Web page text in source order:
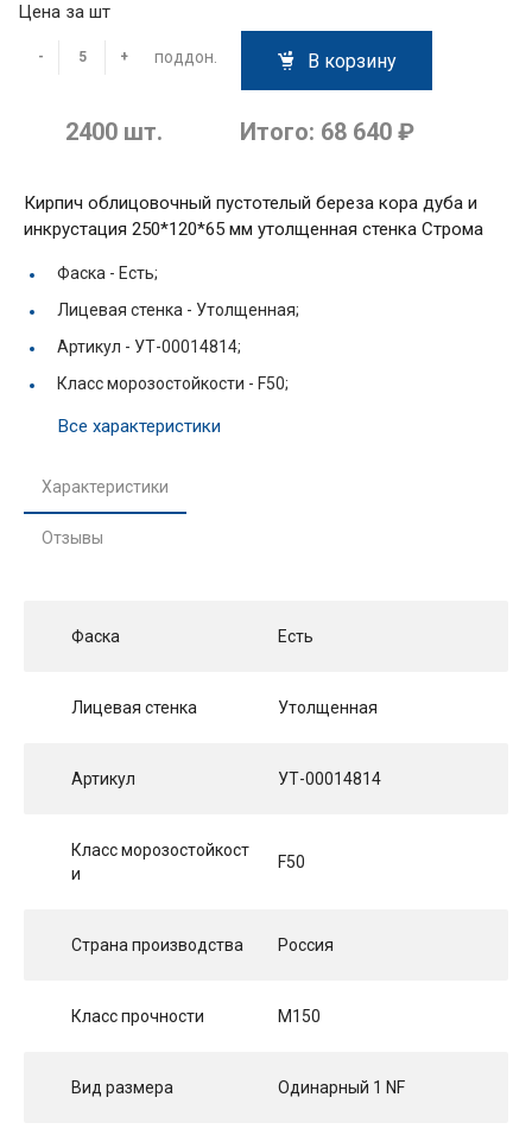
Цена за шт
- + поддон. В корзину
2400 шт. Итого: 68 640 ₽
Кирпич облицовочный пустотелый береза кора дуба и
инкрустация 250*120*65 мм утолщенная стенка Строма
Фаска - Есть;
Лицевая стенка - Утолщенная;
Артикул - УТ-00014814;
Класс морозостойкости - F50;
Все характеристики
Характеристики
Отзывы
Фаска Есть
Лицевая стенка Утолщенная
Артикул УТ-00014814
Класс морозостойкост
и
F50
Страна производства Россия
Класс прочности М150
Вид размера Одинарный 1 NF